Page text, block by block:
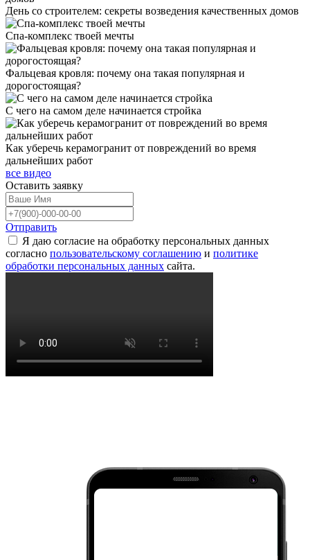
День со строителем: секреты возведения качественных домов
Спа-комплекс твоей мечты
Фальцевая кровля: почему она такая популярная и
дорогостоящая?
С чего на самом деле начинается стройка
Как уберечь керамогранит от повреждений во время
дальнейших работ
все видео
Оставить заявку
Отправить
Я даю согласие на обработку персональных данных
согласно пользовательскому соглашению и политике
обработки персональных данных сайта.